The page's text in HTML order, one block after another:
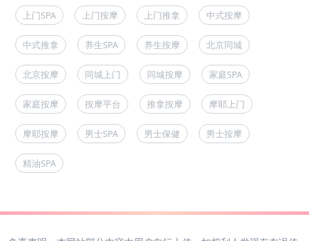
上门SPA 上门按摩 上门推拿 中式按摩
中式推拿 养生SPA 养生按摩 北京同城
北京按摩 同城上门 同城按摩 家庭SPA
家庭按摩 按摩平台 推拿按摩 摩耶上门
摩耶按摩 男士SPA 男士保健 男士按摩
精油SPA